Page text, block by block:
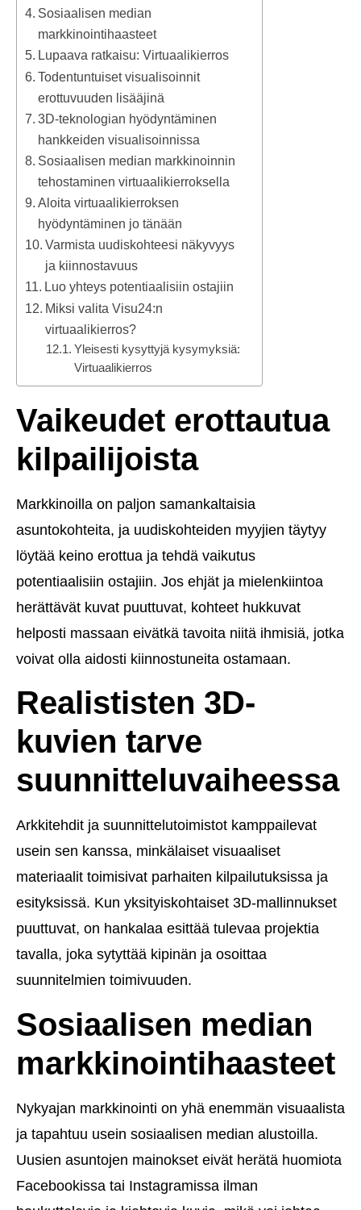
Sosiaalisen median
markkinointihaasteet
Lupaava ratkaisu: Virtuaalikierros
Todentuntuiset visualisoinnit
erottuvuuden lisääjinä
3D-teknologian hyödyntäminen
hankkeiden visualisoinnissa
Sosiaalisen median markkinoinnin
tehostaminen virtuaalikierroksella
Aloita virtuaalikierroksen
hyödyntäminen jo tänään
Varmista uudiskohteesi näkyvyys
ja kiinnostavuus
Luo yhteys potentiaalisiin ostajiin
Miksi valita Visu24:n
virtuaalikierros?
Yleisesti kysyttyjä kysymyksiä:
Virtuaalikierros
Vaikeudet erottautua
kilpailijoista
Markkinoilla on paljon samankaltaisia
asuntokohteita, ja uudiskohteiden myyjien täytyy
löytää keino erottua ja tehdä vaikutus
potentiaalisiin ostajiin. Jos ehjät ja mielenkiintoa
herättävät kuvat puuttuvat, kohteet hukkuvat
helposti massaan eivätkä tavoita niitä ihmisiä, jotka
voivat olla aidosti kiinnostuneita ostamaan.
Realististen 3D-
kuvien tarve
suunnitteluvaiheessa
Arkkitehdit ja suunnittelutoimistot kamppailevat
usein sen kanssa, minkälaiset visuaaliset
materiaalit toimisivat parhaiten kilpailutuksissa ja
esityksissä. Kun yksityiskohtaiset 3D-mallinnukset
puuttuvat, on hankalaa esittää tulevaa projektia
tavalla, joka sytyttää kipinän ja osoittaa
suunnitelmien toimivuuden.
Sosiaalisen median
markkinointihaasteet
Nykyajan markkinointi on yhä enemmän visuaalista
ja tapahtuu usein sosiaalisen median alustoilla.
Uusien asuntojen mainokset eivät herätä huomiota
Facebookissa tai Instagramissa ilman